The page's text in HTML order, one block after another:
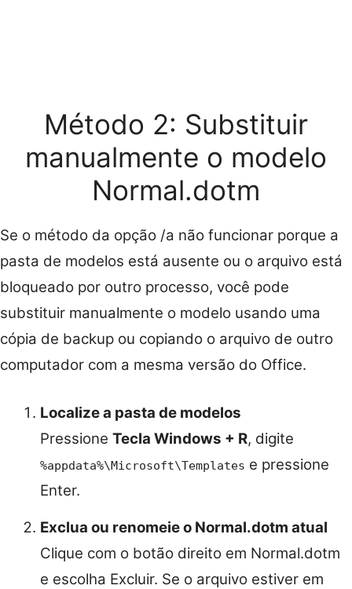
Método 2: Substituir
manualmente o modelo
Normal.dotm
Se o método da opção /a não funcionar porque a
pasta de modelos está ausente ou o arquivo está
bloqueado por outro processo, você pode
substituir manualmente o modelo usando uma
cópia de backup ou copiando o arquivo de outro
computador com a mesma versão do Office.
Localize a pasta de modelos
Pressione Tecla Windows + R, digite
%appdata%\Microsoft\Templates e pressione
Enter.
Exclua ou renomeie o Normal.dotm atual
Clique com o botão direito em Normal.dotm
e escolha Excluir. Se o arquivo estiver em